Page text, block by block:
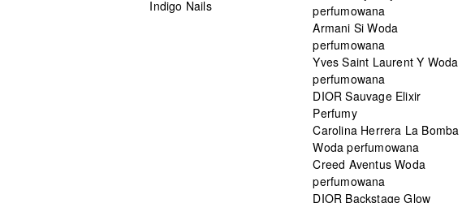
Indigo Nails
perfumowana
Armani Si Woda
perfumowana
Yves Saint Laurent Y Woda
perfumowana
DIOR Sauvage Elixir
Perfumy
Carolina Herrera La Bomba
Woda perfumowana
Creed Aventus Woda
perfumowana
DIOR Backstage Glow